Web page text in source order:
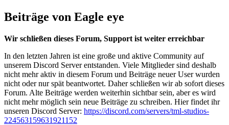
Beiträge von Eagle eye
Wir schließen dieses Forum, Support ist weiter erreichbar
In den letzten Jahren ist eine große und aktive Community auf
unserem Discord Server entstanden. Viele Mitglieder sind deshalb
nicht mehr aktiv in diesem Forum und Beiträge neuer User wurden
nicht oder nur spät beantwortet. Daher schließen wir ab sofort dieses
Forum. Alte Beiträge werden weiterhin sichtbar sein, aber es wird
nicht mehr möglich sein neue Beiträge zu schreiben. Hier findet ihr
unseren Discord Server: https://discord.com/servers/tml-studios-
224563159631921152